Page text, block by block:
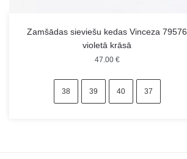
Zamšādas sieviešu kedas Vinceza 79576
violetā krāsā
47.00 €
38 39 40 37